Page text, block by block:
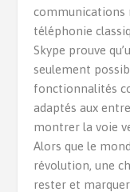
communications
téléphonie
Skype prouve
seulement
fonctionnalités
adaptés aux
montrer la voie
Alors que le
révolution, une
rester et marquer